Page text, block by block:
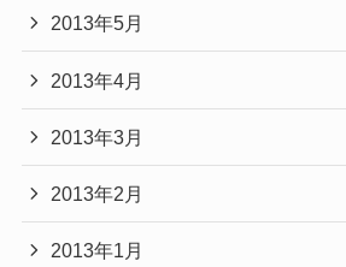
2013年5月
2013年4月
2013年3月
2013年2月
2013年1月